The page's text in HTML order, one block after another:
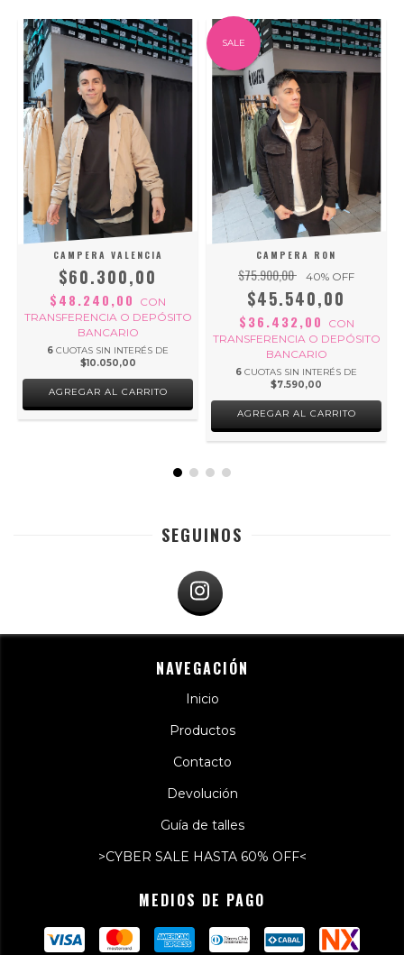
CAMPERA VALENCIA
$60.300,00
$48.240,00
CON
TRANSFERENCIA O DEPÓSITO
BANCARIO
6 CUOTAS SIN INTERÉS DE
$10.050,00
AGREGAR AL CARRITO
SALE
CAMPERA RON
$75.900,00 40% OFF
$45.540,00
$36.432,00
CON
TRANSFERENCIA O DEPÓSITO
BANCARIO
6 CUOTAS SIN INTERÉS DE
$7.590,00
AGREGAR AL CARRITO
SEGUINOS
NAVEGACIÓN
Inicio
Productos
Contacto
Devolución
Guía de talles
>CYBER SALE HASTA 60% OFF<
MEDIOS DE PAGO